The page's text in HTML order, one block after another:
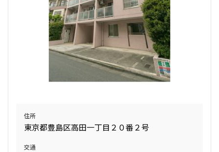
住所
東京都豊島区高田一丁目２０番２号
交通